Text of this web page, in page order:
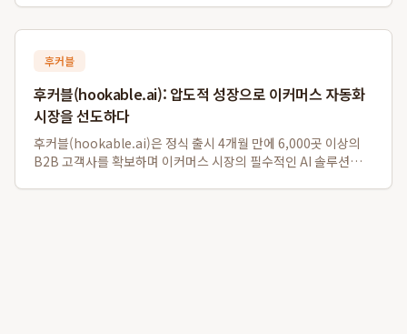
드와 같은 200만 원대 하이...
후커블
후커블(hookable.ai): 압도적 성장으로 이커머스 자동화
시장을 선도하다
후커블(hookable.ai)은 정식 출시 4개월 만에 6,000곳 이상의
B2B 고객사를 확보하며 이커머스 시장의 필수적인 AI 솔루션으로